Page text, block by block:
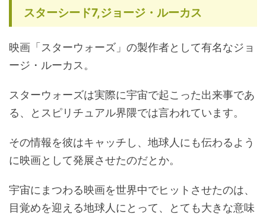
スターシード7,ジョージ・ルーカス
映画「スターウォーズ」の製作者として有名なジョ
ージ・ルーカス。
スターウォーズは実際に宇宙で起こった出来事であ
る、とスピリチュアル界隈では言われています。
その情報を彼はキャッチし、地球人にも伝わるよう
に映画として発展させたのだとか。
宇宙にまつわる映画を世界中でヒットさせたのは、
目覚めを迎える地球人にとって、とても大きな意味